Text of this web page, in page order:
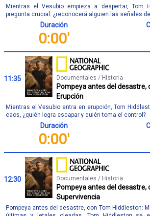
Mientras el Vesubio empieza a despertar, Tom
pregunta crucial: ¿reconocerá alguien las señales
Duración
0:00'
11:35 Documentales / Historia
Pompeya antes del desastre,
Erupción
Mientras el Vesubio entra en erupción, Tom
caos, ¿quién logra escapar y quién toma el control?
Duración
0:00'
12:30 Documentales / Historia
Pompeya antes del desastre,
Supervivencia
Pompeya antes del desastre, con Tom Hiddleston: